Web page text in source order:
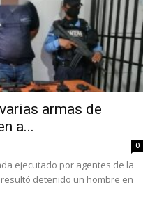
armas de
a...
0
ejecutado por agentes de la
detenido un hombre en